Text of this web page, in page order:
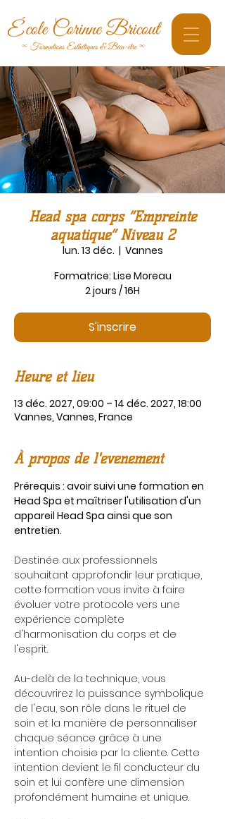
Head spa corps “Empreinte
aquatique” Niveau 2
lun. 13 déc.
  |
Vannes
Formatrice: Lise Moreau
2 jours / 16H
S'inscrire
Heure et lieu
13 déc. 2027, 09:00 – 14 déc. 2027, 18:00
Vannes, Vannes, France
À propos de l'événement
Prérequis : avoir suivi une formation en
Head Spa et maîtriser l'utilisation d'un
appareil Head Spa ainsi que son
entretien.
Destinée aux professionnels
souhaitant approfondir leur pratique,
cette formation vous invite à faire
évoluer votre protocole vers une
expérience complète
d'harmonisation du corps et de
l'esprit.
Au-delà de la technique, vous
découvrirez la puissance symbolique
de l'eau, son rôle dans le rituel de
soin et la manière de personnaliser
chaque séance grâce à une
intention choisie par la cliente. Cette
intention devient le fil conducteur du
soin et lui confère une dimension
profondément humaine et unique.